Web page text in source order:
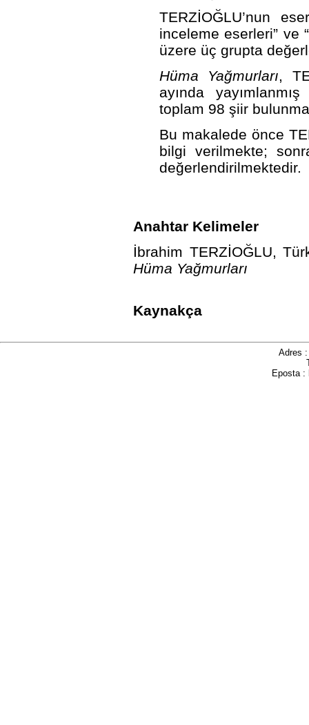
TERZİOĞLU’nun
inceleme eserleri” ve
üzere üç grupta
Hüma Yağmurları,
ayında
toplam 98 şiir
Bu makalede önce
bilgi verilmekte;
değerlendirilmektedir.
Anahtar Kelimeler
İbrahim TERZİOĞLU,
Hüma Yağmurları
Kaynakça
Adres
Eposta :